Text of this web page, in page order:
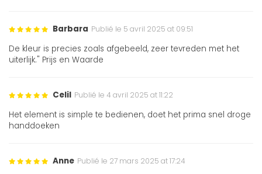
Barbara Publié le 5 avril 2025 at 09:51
De kleur is precies zoals afgebeeld, zeer tevreden met het
uiterlijk." Prijs en Waarde
Celil Publié le 4 avril 2025 at 11:22
Het element is simple te bedienen, doet het prima snel droge
handdoeken
Anne Publié le 27 mars 2025 at 17:24